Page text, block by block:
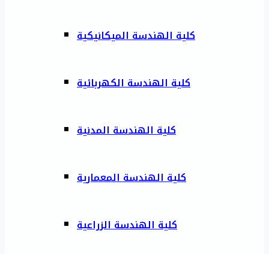
كلية الهندسة الميكانيكية
كلية الهندسة الكهربائية
كلية الهندسة المدنية
كلية الهندسة المعمارية
كلية الهندسة الزراعية